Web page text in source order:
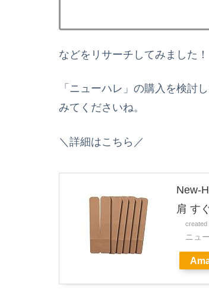
などをリサーチしてみました！
「ニューハレ」の購入を検討
みてくださいね。
＼詳細はこちら／
New-
肩 す
created
ニュ